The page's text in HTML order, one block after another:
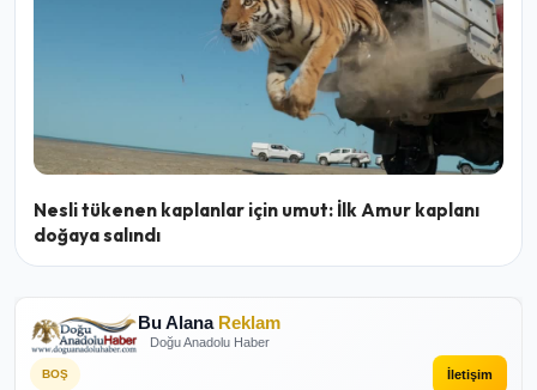
Nesli tükenen kaplanlar için umut: İlk Amur kaplanı
doğaya salındı
Bu Alana Reklam
Doğu Anadolu Haber
BOŞ İletişim